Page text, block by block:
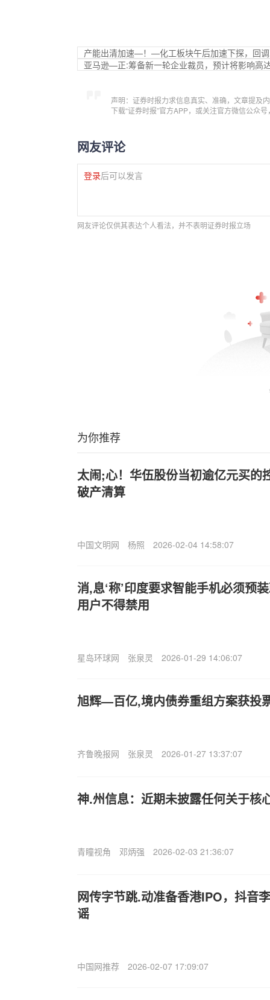
产能出清加速—！—化工板块午后加速下探，回
亚马逊—正:筹备新一轮企业裁员，预计将影响高
声明：证券时报力求信息真实、准确，文章提及
下载“证券时报”官方APP，或关注官方微信公众
网友评论
登录后可以发言
网友评论仅供其表达个人看法，并不表明证券时报立场
为你推荐
太闹;心！华伍股份当初逾亿元买的
破产清算
中国文明网 杨照 2026-02-04 14:58:07
消,息‘称’印度要求智能手机必须预
用户不得禁用
星岛环球网 张泉灵 2026-01-29 14:06:07
旭辉—百亿,境内债券重组方案获投
齐鲁晚报网 张泉灵 2026-01-27 13:37:07
神.州信息：近期未披露任何关于核
青瞳视角 邓炳强 2026-02-03 21:36:07
网传字节跳.动准备香港IPO，抖音
谣
中国网推荐 2026-02-07 17:09:07